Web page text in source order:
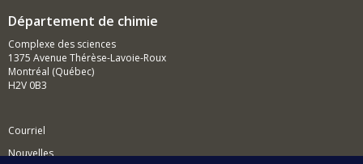
Département de chimie
Complexe des sciences
1375 Avenue Thérèse-Lavoie-Roux
Montréal (Québec)
H2V 0B3
Courriel
Nouvelles